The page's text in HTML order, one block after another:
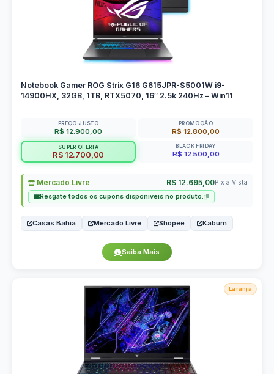
Notebook Gamer ROG Strix G16 G615JPR-S5001W i9-
14900HX, 32GB, 1TB, RTX5070, 16″ 2.5k 240Hz – Win11
PREÇO JUSTO
R$ 12.900,00
PROMOÇÃO
R$ 12.800,00
SUPER OFERTA
R$ 12.700,00
BLACK FRIDAY
R$ 12.500,00
Mercado Livre R$ 12.695,00Pix a Vista
Resgate todos os cupons disponíveis no produto.
Casas Bahia Mercado Livre Shopee Kabum
Saiba Mais
Laranja